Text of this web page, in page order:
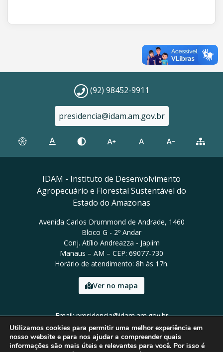
(92) 98452-9911
presidencia@idam.am.gov.br
IDAM - Instituto de Desenvolvimento
Agropecuário e Florestal Sustentável do
Estado do Amazonas
Avenida Carlos Drummond de Andrade, 1460
Bloco G - 2º Andar
Conj. Atílio Andreazza - Japiim
Manaus – AM – CEP: 69077-730
Horário de atendimento: 8h às 17h.
Ver no mapa
Email: presidencia@idam.am.gov.br
Tel: (92) 98452-9911
Utilizamos cookies para permitir uma melhor experiência em
nosso website e para nos ajudar a compreender quais
informações são mais úteis e relevantes para você. Por isso é